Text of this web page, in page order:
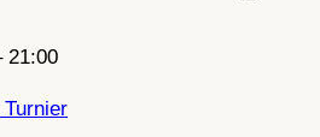
21:00